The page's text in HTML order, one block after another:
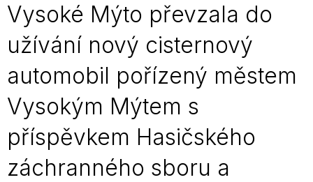
Vysoké Mýto převzala do
užívání nový cisternový
automobil pořízený městem
Vysokým Mýtem s
příspěvkem Hasičského
záchranného sboru a